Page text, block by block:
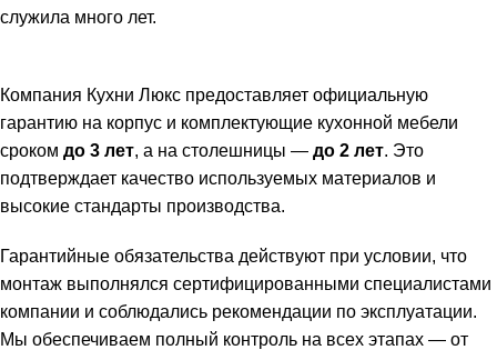
служила много лет.
Компания Кухни Люкс предоставляет официальную
гарантию на корпус и комплектующие кухонной мебели
сроком до 3 лет, а на столешницы — до 2 лет. Это
подтверждает качество используемых материалов и
высокие стандарты производства.
Гарантийные обязательства действуют при условии, что
монтаж выполнялся сертифицированными специалистами
компании и соблюдались рекомендации по эксплуатации.
Мы обеспечиваем полный контроль на всех этапах — от